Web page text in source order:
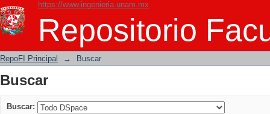
https://www.ingenieria.unam.mx
Repositorio
Buscar
RepoFI Principal → Buscar
Buscar
Buscar: